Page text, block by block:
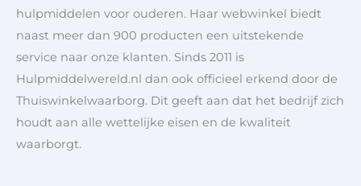
hulpmiddelen voor ouderen. Haar webwinkel biedt
naast meer dan 900 producten een uitstekende
service naar onze klanten. Sinds 2011 is
Hulpmiddelwereld.nl dan ook officieel erkend door de
Thuiswinkelwaarborg. Dit geeft aan dat het bedrijf zich
houdt aan alle wettelijke eisen en de kwaliteit
waarborgt.